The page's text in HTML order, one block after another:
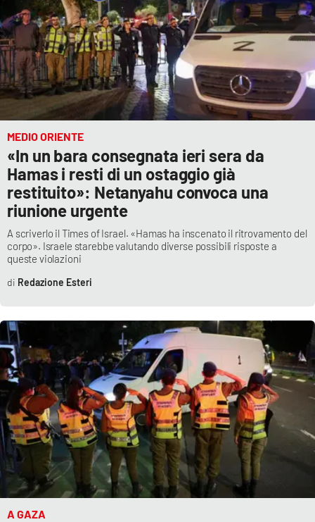
MEDIO ORIENTE
«In un bara consegnata ieri sera da
Hamas i resti di un ostaggio già
restituito»: Netanyahu convoca una
riunione urgente
A scriverlo il Times of Israel. «Hamas ha inscenato il ritrovamento del
corpo». Israele starebbe valutando diverse possibili risposte a
queste violazioni
Redazione Esteri
A GAZA